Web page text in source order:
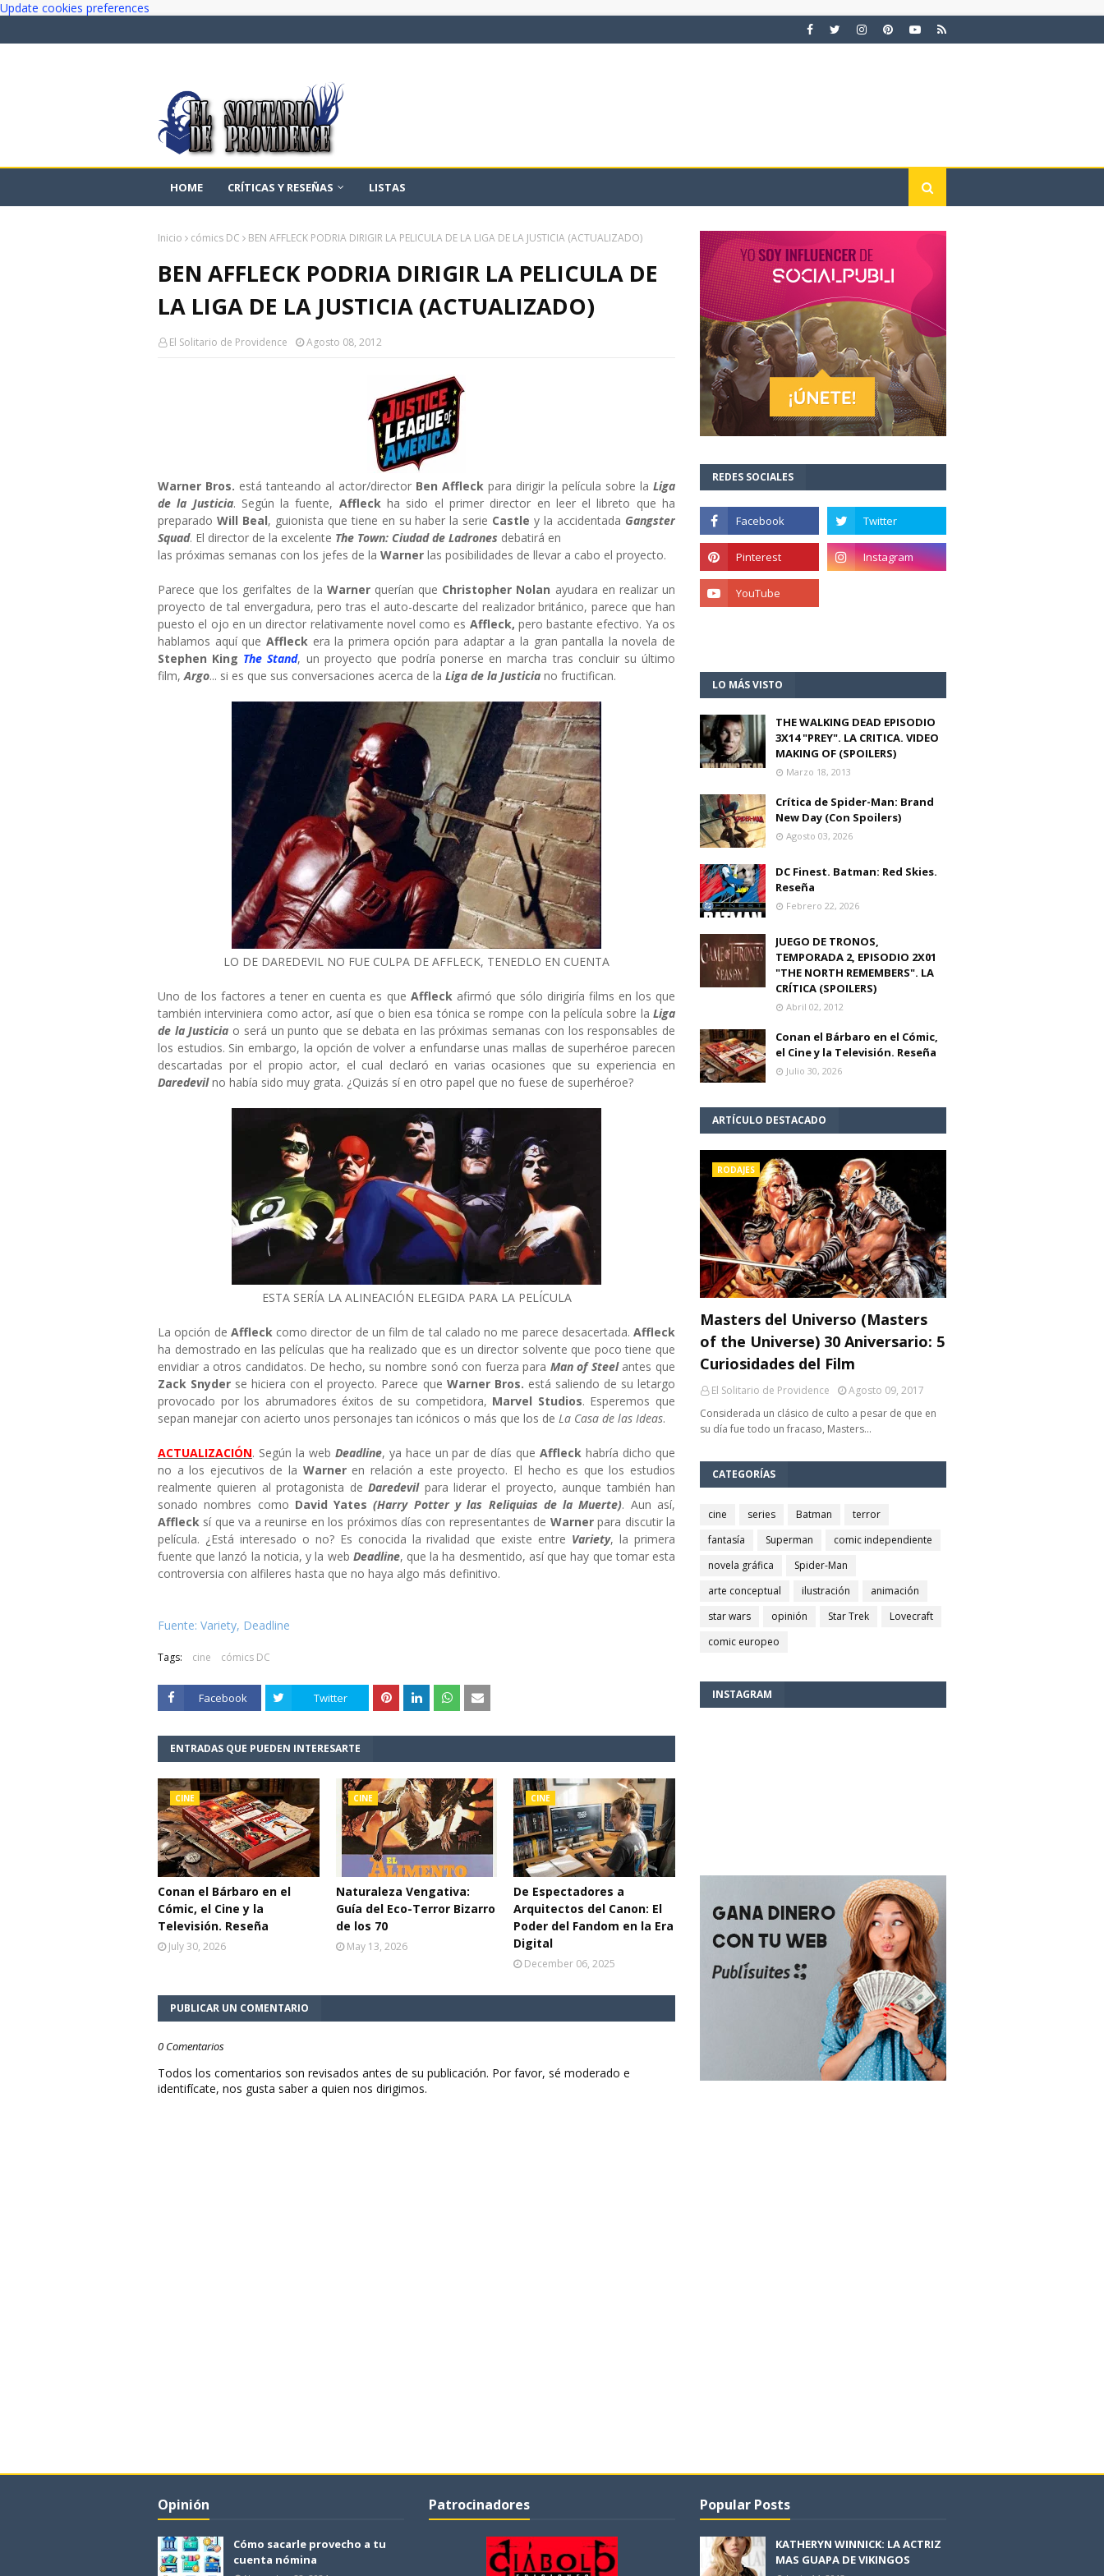
Update cookies preferences
HOME CRÍTICAS Y RESEÑAS LISTAS
Inicio cómics DC BEN AFFLECK PODRIA DIRIGIR LA PELICULA DE LA LIGA DE LA JUSTICIA (ACTUALIZADO)
BEN AFFLECK PODRIA DIRIGIR LA PELICULA DE
LA LIGA DE LA JUSTICIA (ACTUALIZADO)
El Solitario de Providence Agosto 08, 2012
Warner Bros. está tanteando al actor/director Ben Affleck para dirigir la película sobre la Liga
de la Justicia. Según la fuente, Affleckha sido el primer director en leer el libreto que ha
preparado Will Beal, guionista que tiene en su haber la serie Castley la accidentada Gangster
Squad. El director de la excelente The Town: Ciudad de Ladrones debatirá en
las próximas semanas con los jefes de la Warner las posibilidades de llevar a cabo el proyecto.
Parece que los gerifaltes de la Warner querían que Christopher Nolan ayudara en realizar un
proyecto de tal envergadura, pero tras el auto-descarte del realizador británico, parece que han
puesto el ojo en un director relativamente novel como es Affleck, pero bastante efectivo. Ya os
hablamos aquí que Affleck era la primera opción para adaptar a la gran pantalla la novela de
Stephen King The Stand, un proyecto que podría ponerse en marcha tras concluir su último
film,Argo... si es que sus conversaciones acerca de la Liga de la Justicia no fructifican.
LO DE DAREDEVIL NO FUE CULPA DE AFFLECK, TENEDLO EN CUENTA
Uno de los factores a tener en cuenta es que Affleck afirmó que sólo dirigiría films en los que
también interviniera como actor, así que o bien esa tónica se rompe con la película sobre la Liga
de la Justicia o será un punto que se debata en las próximas semanas con los responsables de
los estudios. Sin embargo, la opción de volver a enfundarse unas mallas de superhéroe parecen
descartadas por el propio actor, el cual declaró en varias ocasiones que su experiencia en
Daredevilno había sido muy grata. ¿Quizás sí en otro papel que no fuese de superhéroe?
ESTA SERÍA LA ALINEACIÓN ELEGIDA PARA LA PELÍCULA
La opción de Affleck como director de un film de tal calado no me parece desacertada. Affleck
ha demostrado en las películas que ha realizado que es un director solvente que poco tiene que
envidiar a otros candidatos. De hecho, su nombre sonó con fuerza para Man of Steelantes que
Zack Snyder se hiciera con el proyecto. Parece que Warner Bros. está saliendo de su letargo
provocado por los abrumadores éxitos de su competidora, Marvel Studios. Esperemos que
sepan manejar con acierto unos personajes tan icónicos o más que los de La Casa de las Ideas.
ACTUALIZACIÓN. Según la web Deadline, ya hace un par de días queAffleckhabría dicho que
no a los ejecutivos de la Warner en relación a este proyecto. El hecho es que los estudios
realmente quieren al protagonista deDaredevil para liderar el proyecto, aunque también han
sonado nombres como David Yates (Harry Potter y las Reliquias de la Muerte). Aun así,
Affleck sí que va a reunirse en los próximos días con representantes de Warnerpara discutir la
película. ¿Está interesado o no? Es conocida la rivalidad que existe entre Variety, la primera
fuente que lanzó la noticia, y la web Deadline, que la ha desmentido, así que hay que tomar esta
controversia con alfileres hasta que no haya algo más definitivo.
Fuente: Variety, Deadline
Tags: cine cómics DC
Facebook Twitter
ENTRADAS QUE PUEDEN INTERESARTE
CINE
Conan el Bárbaro en el
Cómic, el Cine y la
Televisión. Reseña
July 30, 2026
CINE
Naturaleza Vengativa:
Guía del Eco-Terror Bizarro
de los 70
May 13, 2026
CINE
De Espectadores a
Arquitectos del Canon: El
Poder del Fandom en la Era
Digital
December 06, 2025
PUBLICAR UN COMENTARIO
0 Comentarios
Todos los comentarios son revisados antes de su publicación. Por favor, sé moderado e
identifícate, nos gusta saber a quien nos dirigimos.
REDES SOCIALES
LO MÁS VISTO
THE WALKING DEAD EPISODIO
3X14 "PREY". LA CRITICA. VIDEO
MAKING OF (SPOILERS)
Marzo 18, 2013
Crítica de Spider-Man: Brand
New Day (Con Spoilers)
Agosto 03, 2026
DC Finest. Batman: Red Skies.
Reseña
Febrero 22, 2026
JUEGO DE TRONOS,
TEMPORADA 2, EPISODIO 2X01
"THE NORTH REMEMBERS". LA
CRÍTICA (SPOILERS)
Abril 02, 2012
Conan el Bárbaro en el Cómic,
el Cine y la Televisión. Reseña
Julio 30, 2026
ARTÍCULO DESTACADO
RODAJES
Masters del Universo (Masters
of the Universe) 30 Aniversario: 5
Curiosidades del Film
El Solitario de Providence
Agosto 09, 2017
Considerada un clásico de culto a pesar de que en
su día fue todo un fracaso, Masters…
CATEGORÍAS
cine series Batman
terror
fantasía
Superman
comic independiente
novela gráfica
Spider-Man
arte conceptual
ilustración
animación
star wars
opinión Star Trek
Lovecraft
comic europeo
INSTAGRAM
Opinión
Cómo sacarle provecho a tu
cuenta nómina
Patrocinadores Popular Posts
KATHERYN WINNICK: LA ACTRIZ
MAS GUAPA DE VIKINGOS